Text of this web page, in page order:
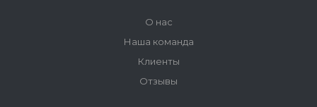
О нас
Наша команда
Клиенты
Отзывы